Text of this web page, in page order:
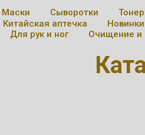
Маски Сыворотки
Китайская аптечка
Новинки
Для рук и ног Очищение и